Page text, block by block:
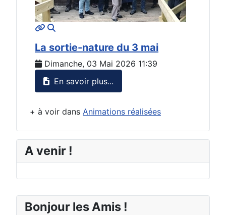
Bonjour les Amis !
MOD_JTCS_VIEW_ARTICLE_LINK
La sortie-nature du 3 mai
Dimanche, 03 Mai 2026 11:39
En savoir plus...
+ à voir dans Animations réalisées
A venir !